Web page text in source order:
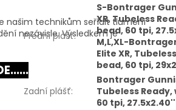
našim technikům seřídit tlumení
nezávisle. Výsledkem je
Přední plášť:
S-Bontrager
XR, Tubeless
bead, 60 tpi,
M,L,XL-
Elite XR,
bead, 60 tpi,
Zadní plášť:
Bontrager
Tubeless
60 tpi, 27.5x2.40''